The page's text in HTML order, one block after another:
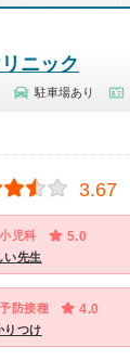
ニック
駐車場あり
3.67
小児科 5.0
い先生
予防接種 4.0
りつけ